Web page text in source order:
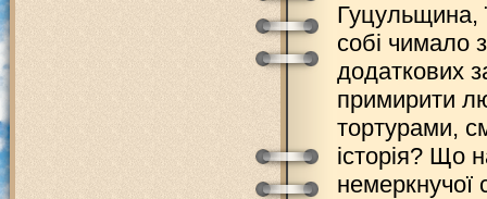
Гуцульщина,
собі чимало
додаткових
примирити
тортурами,
історія? Що
немеркнучої